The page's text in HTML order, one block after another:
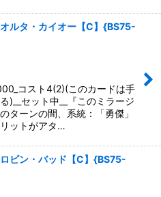
ルタ・カイオー【C】{BS75-
コスト4(2)(このカードは手
)__セット中__『このミラージ
ターンの間、系統：「勇傑」
ットがアタ…
ビン・バッド【C】{BS75-